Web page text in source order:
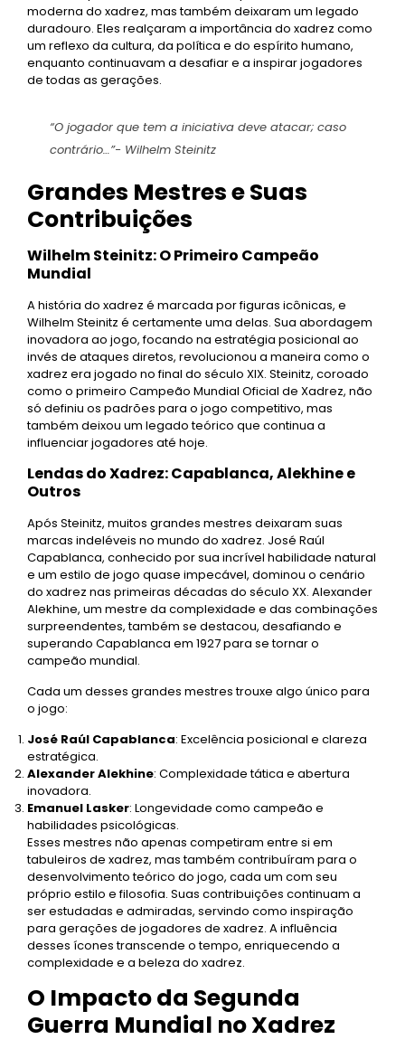
moderna do xadrez, mas também deixaram um legado
duradouro. Eles realçaram a importância do xadrez como
um reflexo da cultura, da política e do espírito humano,
enquanto continuavam a desafiar e a inspirar jogadores
de todas as gerações.
“O jogador que tem a iniciativa deve atacar; caso
contrário…”- Wilhelm Steinitz
Grandes Mestres e Suas
Contribuições
Wilhelm Steinitz: O Primeiro Campeão
Mundial
A história do xadrez é marcada por figuras icônicas, e
Wilhelm Steinitz é certamente uma delas. Sua abordagem
inovadora ao jogo, focando na estratégia posicional ao
invés de ataques diretos, revolucionou a maneira como o
xadrez era jogado no final do século XIX. Steinitz, coroado
como o primeiro Campeão Mundial Oficial de Xadrez, não
só definiu os padrões para o jogo competitivo, mas
também deixou um legado teórico que continua a
influenciar jogadores até hoje.
Lendas do Xadrez: Capablanca, Alekhine e
Outros
Após Steinitz, muitos grandes mestres deixaram suas
marcas indeléveis no mundo do xadrez. José Raúl
Capablanca, conhecido por sua incrível habilidade natural
e um estilo de jogo quase impecável, dominou o cenário
do xadrez nas primeiras décadas do século XX. Alexander
Alekhine, um mestre da complexidade e das combinações
surpreendentes, também se destacou, desafiando e
superando Capablanca em 1927 para se tornar o
campeão mundial.
Cada um desses grandes mestres trouxe algo único para
o jogo:
José Raúl Capablanca: Excelência posicional e clareza
estratégica.
Alexander Alekhine: Complexidade tática e abertura
inovadora.
Emanuel Lasker: Longevidade como campeão e
habilidades psicológicas.
Esses mestres não apenas competiram entre si em
tabuleiros de xadrez, mas também contribuíram para o
desenvolvimento teórico do jogo, cada um com seu
próprio estilo e filosofia. Suas contribuições continuam a
ser estudadas e admiradas, servindo como inspiração
para gerações de jogadores de xadrez. A influência
desses ícones transcende o tempo, enriquecendo a
complexidade e a beleza do xadrez.
O Impacto da Segunda
Guerra Mundial no Xadrez